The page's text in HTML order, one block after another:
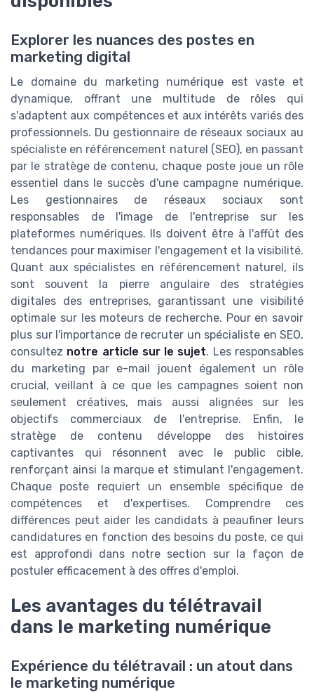
Explorer les nuances des postes en
marketing digital
Le domaine du marketing numérique est vaste et
dynamique, offrant une multitude de rôles qui
s'adaptent aux compétences et aux intérêts variés des
professionnels. Du gestionnaire de réseaux sociaux au
spécialiste en référencement naturel (SEO), en passant
par le stratège de contenu, chaque poste joue un rôle
essentiel dans le succès d'une campagne numérique.
Les gestionnaires de réseaux sociaux sont
responsables de l'image de l'entreprise sur les
plateformes numériques. Ils doivent être à l'affût des
tendances pour maximiser l'engagement et la visibilité.
Quant aux spécialistes en référencement naturel, ils
sont souvent la pierre angulaire des stratégies
digitales des entreprises, garantissant une visibilité
optimale sur les moteurs de recherche. Pour en savoir
plus sur l'importance de recruter un spécialiste en SEO,
consultez notre article sur le sujet. Les responsables
du marketing par e-mail jouent également un rôle
crucial, veillant à ce que les campagnes soient non
seulement créatives, mais aussi alignées sur les
objectifs commerciaux de l'entreprise. Enfin, le
stratège de contenu développe des histoires
captivantes qui résonnent avec le public cible,
renforçant ainsi la marque et stimulant l'engagement.
Chaque poste requiert un ensemble spécifique de
compétences et d'expertises. Comprendre ces
différences peut aider les candidats à peaufiner leurs
candidatures en fonction des besoins du poste, ce qui
est approfondi dans notre section sur la façon de
postuler efficacement à des offres d'emploi.
Les avantages du télétravail
dans le marketing numérique
Expérience du télétravail : un atout dans
le marketing numérique